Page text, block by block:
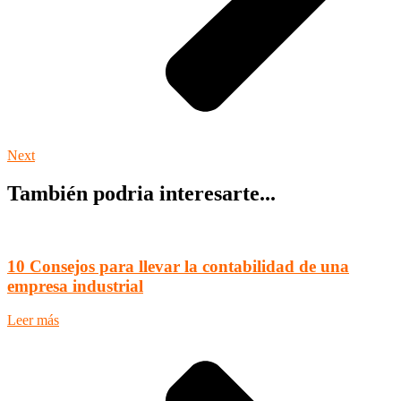
Next
También podria interesarte...
10 Consejos para llevar la contabilidad de una
empresa industrial
Leer más